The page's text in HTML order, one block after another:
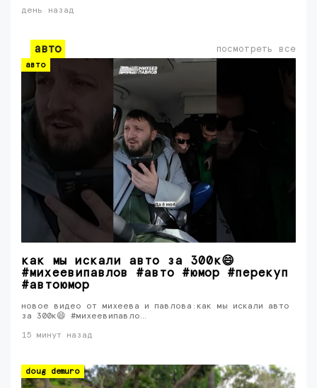
день назад
авто посмотреть все
авто
как мы искали авто за 300к😄
#михеевипавлов #авто #юмор #перекуп
#автоюмор
новое видео от михеева и павлова:как мы искали авто
за 300к😄 #михеевипавло…
15 минут назад
doug demuro